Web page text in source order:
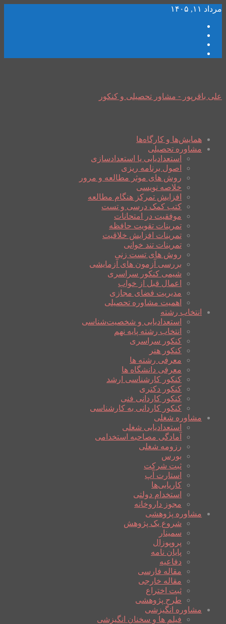
مرداد ۱۱, ۱۴۰۵
علی باقرپور - مشاور تحصیلی و کنکور
همایش‌ها و کارگاه‌ها
مشاوره تحصیلی
استعدادیابی یا استعدادسازی
اصول برنامه ریزی
روش های موثر مطالعه و مرور
خلاصه نویسی
افزایش تمرکز هنگام مطالعه
کتب کمک درسی و تست
موفقیت در امتحانات
تمرینات تقویت حافظه
تمرینات افزایش خلاقیت
تمرینات تند خوانی
روش های تست زنی
بررسی آزمون های آزمایشی
شیمی کنکور سراسری
اعمال قبل از خواب
مدیریت فضای مجازی
اهمیت مشاوره تحصیلی
انتخاب رشته
استعدادیابی و شخصیت‌شناسی
انتخاب رشته پایه نهم
کنکور سراسری
کنکور هنر
معرفی رشته ها
معرفی دانشگاه ها
کنکور کارشناسی ارشد
کنکور دکتری
کنکور کاردانی فنی
کنکور کاردانی به کارشناسی
مشاوره شغلی
استعدادیابی شغلی
آمادگی مصاحبه استخدامی
رزومه شغلی
بورس
ثبت شرکت
استارت آپ
کاریابی‌ها
استخدام دولتی
مجوز داروخانه
مشاوره پژوهشی
شروع یک پژوهش
سمینار
پروپوزال
پایان نامه
دفاعیه
مقاله فارسی
مقاله خارجی
ثبت اختراع
طرح پژوهشی
مشاوره انگیزشی
فیلم ها و سخنان انگیزشی